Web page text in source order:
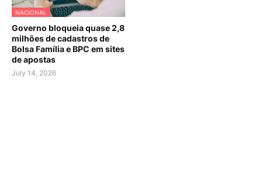
NACIONAL
Governo bloqueia quase 2,8
milhões de cadastros de
Bolsa Família e BPC em sites
de apostas
July 14, 2026